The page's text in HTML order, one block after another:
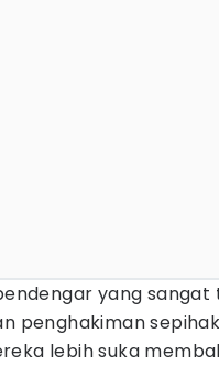
yang sangat
penghakiman sepihak
lebih suka